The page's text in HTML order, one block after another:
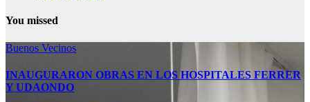
You missed
Buenos Vecinos
INAUGURARON OBRAS EN LOS HOSPITALES FERRER
Y UDAONDO